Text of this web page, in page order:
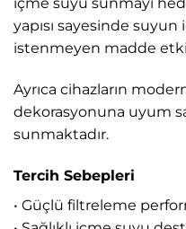
içme suyu sunmayı
yapısı sayesinde
istenmeyen madde
Ayrıca cihazların
dekorasyonuna uyum
sunmaktadır.
Tercih Sebepleri
• Güçlü filtreleme